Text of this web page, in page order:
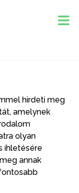
hirdeti meg
amelynek
olyan
ihletésére
annak